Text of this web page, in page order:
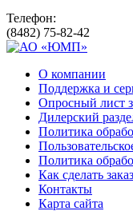
Телефон:
(8482) 75-82-42
О компании
Поддержка и
Опросный лист
Дилерский
Политика
Политика
Как сделать заказ
Контакты
Карта сайта